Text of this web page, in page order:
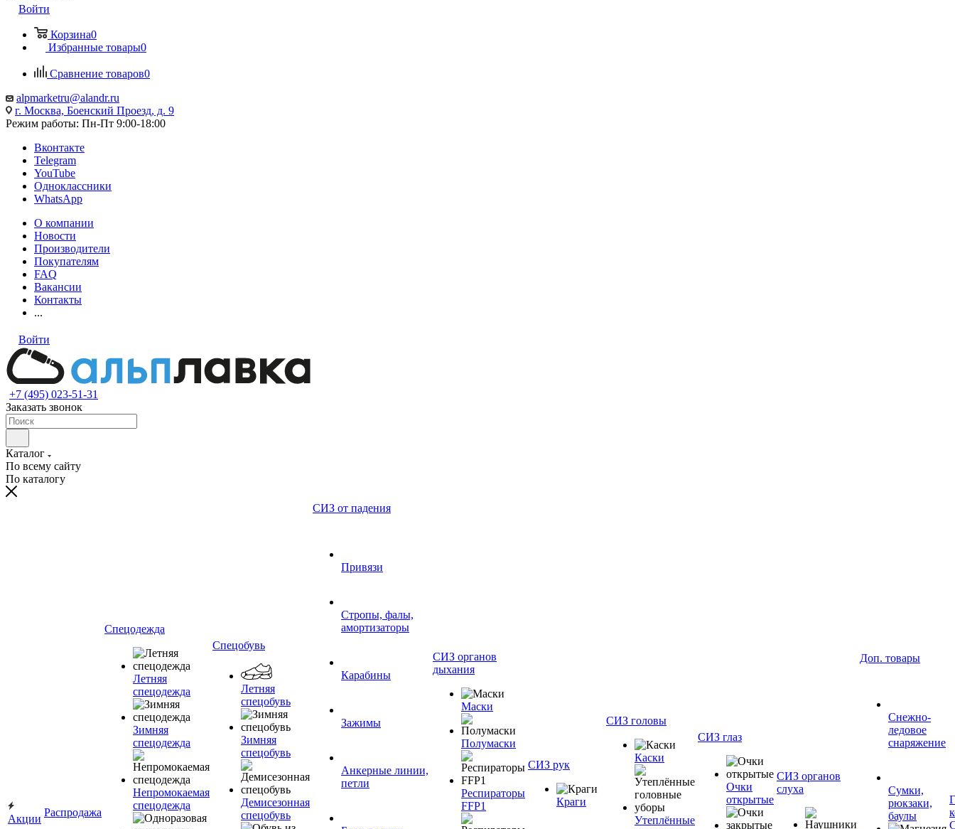
Войти
Корзина0
Избранные товары0
Сравнение товаров0
alpmarketru@alandr.ru
г. Москва, Боенский Проезд, д. 9
Режим работы: Пн-Пт 9:00-18:00
Вконтакте
Telegram
YouTube
Одноклассники
WhatsApp
О компании
Новости
Производители
Покупателям
FAQ
Вакансии
Контакты
...
Войти
+7 (495) 023-51-31
Заказать звонок
Каталог
По всему сайту
По каталогу
Акции
Распродажа
Спецодежда
Летняя
спецодежда
Зимняя
спецодежда
Непромокаемая
спецодежда
Спецобувь
Летняя
спецобувь
Зимняя
спецобувь
Демисезонная
спецобувь
СИЗ от падения
Привязи
Стропы, фалы,
амортизаторы
Карабины
Зажимы
Анкерные линии,
петли
СИЗ органов
дыхания
Маски
Полумаски
Респираторы
FFP1
СИЗ рук
Краги
СИЗ головы
Каски
Утеплённые
СИЗ глаз
Очки
открытые
СИЗ органов
слуха
Доп. товары
Снежно-
ледовое
снаряжение
Сумки,
рюкзаки,
баулы